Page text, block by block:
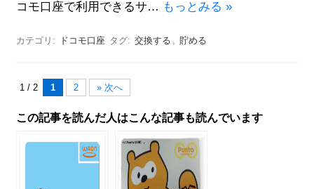
コモ口座で利用できるサ… もっとみる »
カテゴリ: ドコモ口座 タグ: 交換する 貯める
1 / 2 1 2 » 次へ
この記事を読んだ人はこんな記事も読んでいます